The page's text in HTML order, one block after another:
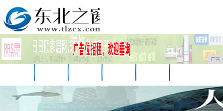
广告
企业 游戏